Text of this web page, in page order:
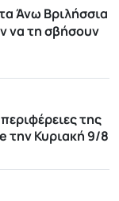
Άνω Βριλήσσια
να τη σβήσουν
της
την Κυριακή 9/8